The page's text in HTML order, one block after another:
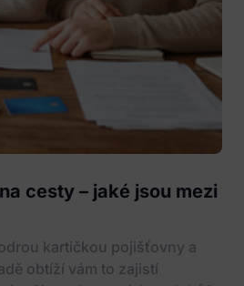
cesty – jaké jsou mezi
kartičkou pojišťovny a
obtíží vám to zajistí